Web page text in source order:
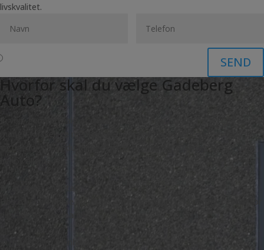
livskvalitet.
SEND
Hvorfor skal du vælge Gadeberg
Auto?
Vi ved, gennem salg af mere end 5000 biler, at der findes lige så
vigtigt for os, at du får lige netop den bil, der matcher dig og dine
behov allerbedst.
Hos os er en aftale en aftale – vi holder hvad vi lover og vi er her for
dig – også efter handlen
Vi møder dig i øjenhøjde